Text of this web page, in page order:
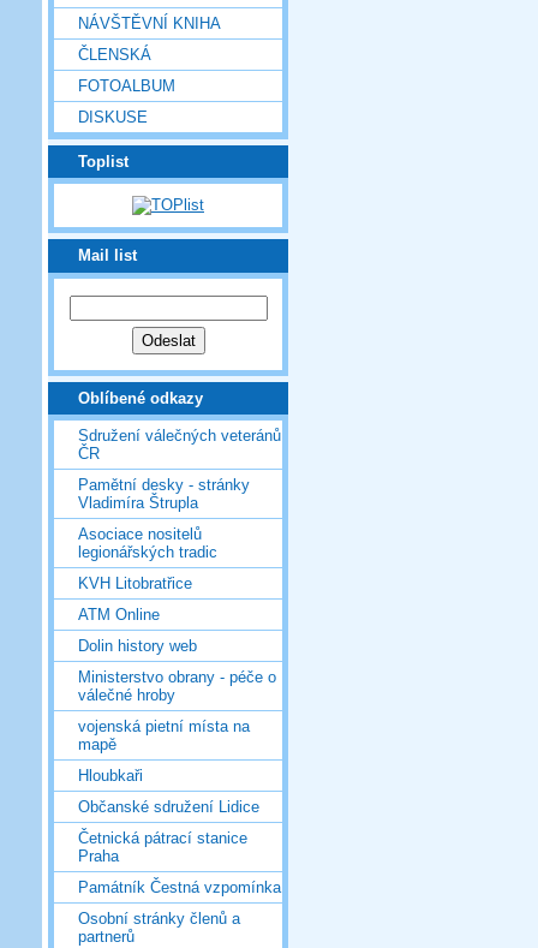
NÁVŠTĚVNÍ KNIHA
ČLENSKÁ
FOTOALBUM
DISKUSE
Toplist
Mail list
Oblíbené odkazy
Sdružení válečných veteránů
ČR
Pamětní desky - stránky
Vladimíra Štrupla
Asociace nositelů
legionářských tradic
KVH Litobratřice
ATM Online
Dolin history web
Ministerstvo obrany - péče o
válečné hroby
vojenská pietní místa na
mapě
Hloubkaři
Občanské sdružení Lidice
Četnická pátrací stanice
Praha
Památník Čestná vzpomínka
Osobní stránky členů a
partnerů